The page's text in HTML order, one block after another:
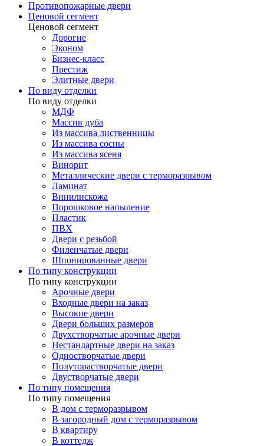
Противопожарные двери
Ценовой сегмент
Ценовой сегмент
Дорогие
Эконом
Бизнес-класс
Престиж
Элитные двери
По виду отделки
По виду отделки
МДФ
Массив дуба
Из массива лиственницы
Из массива сосны
Из массива ясеня
Винорит
Металлические двери с терморазрывом
Ламинат
Винилискожа
Порошковое напыление
Пластик
ПВХ
Двери с резьбой
Филенчатые двери
Шпонированные двери
По типу конструкции
По типу конструкции
Арочные двери
Входные двери на заказ
Высокие двери
Двери больших размеров
Двухстворчатые арочные двери
Нестандартные двери на заказ
Одностворчатые двери
Полуторастворчатые двери
Двустворчатые двери
По типу помещения
По типу помещения
В дом с терморазрывом
В загородный дом с терморазрывом
В квартиру
В коттедж